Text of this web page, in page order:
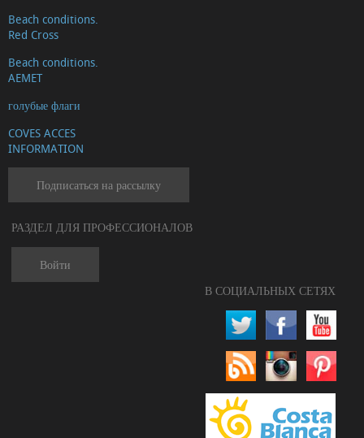
Beach conditions.
Red Cross
Beach conditions.
AEMET
голубые флаги
COVES ACCES
INFORMATION
Подписаться на рассылку
РАЗДЕЛ ДЛЯ ПРОФЕССИОНАЛОВ
Войти
В СОЦИАЛЬНЫХ СЕТЯХ